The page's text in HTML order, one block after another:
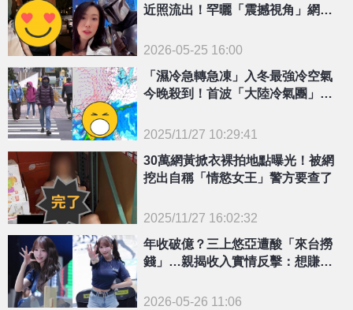
近照流出！罕曬「震撼視角」網看
2026-05-25 16:00
「濕冷急轉急凍」入冬最強冷空氣
今晚殺到！首波「大陸冷氣團」這
2025/11/27 10:29:41
{PLAYICON}
30萬網黃掀衣裸拍地點曝光！被網
挖出自稱「情慾女王」警方要查了
2025/11/27 16:02:32
年收破億？三上悠亞遭酸「來台撈
錢」…親揭收入實情反擊：想賺錢
2026-05-26 11:06